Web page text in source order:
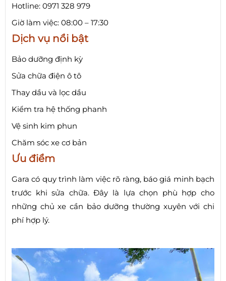
Hotline: 0971 328 979
Giờ làm việc: 08:00 – 17:30
Dịch vụ nổi bật
Bảo dưỡng định kỳ
Sửa chữa điện ô tô
Thay dầu và lọc dầu
Kiểm tra hệ thống phanh
Vệ sinh kim phun
Chăm sóc xe cơ bản
Ưu điểm
Gara có quy trình làm việc rõ ràng, báo giá minh bạch
trước khi sửa chữa. Đây là lựa chọn phù hợp cho
những chủ xe cần bảo dưỡng thường xuyên với chi
phí hợp lý.